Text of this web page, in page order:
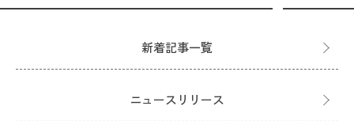
新着記事一覧
ニュースリリース